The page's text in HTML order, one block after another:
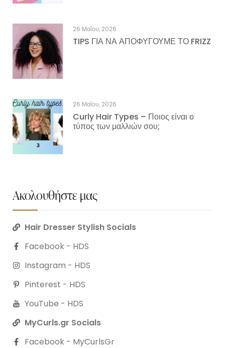
26 Μαΐου, 2026
TIPS ΓΙΑ ΝΑ ΑΠΟΦΥΓΟΥΜΕ ΤΟ FRIZZ
26 Μαΐου, 2026
Curly Hair Types – Ποιος είναι ο
τύπος των μαλλιών σου;
Ακολουθήστε μας
Hair Dresser Stylish Socials
Facebook - HDS
Instagram - HDS
Pinterest - HDS
YouTube - HDS
MyCurls.gr Socials
Facebook - MyCurlsGr